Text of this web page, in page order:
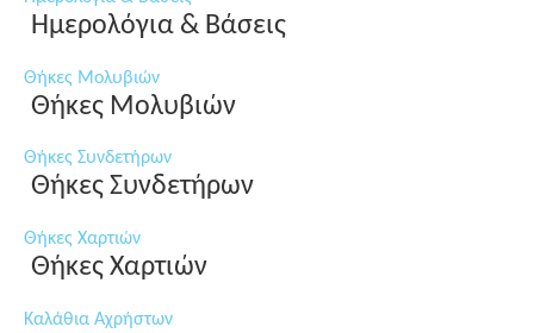
Ημερολόγια & Βάσεις
Θήκες Μολυβιών
Θήκες Μολυβιών
Θήκες Συνδετήρων
Θήκες Συνδετήρων
Θήκες Χαρτιών
Θήκες Χαρτιών
Καλάθια Αχρήστων